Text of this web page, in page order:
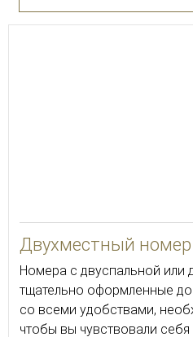
Двухместный номер
Номера с двуспальной или
тщательно оформленные
со всеми удобствами,
чтобы вы чувствовали себя